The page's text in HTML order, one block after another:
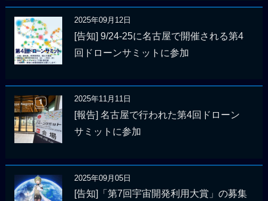
2025年09月12日
[告知] 9/24-25に名古屋で開催される第4
回ドローンサミットに参加
2025年11月11日
[報告] 名古屋で行われた第4回ドローン
サミットに参加
2025年09月05日
[告知]「第7回宇宙開発利用大賞」の募集